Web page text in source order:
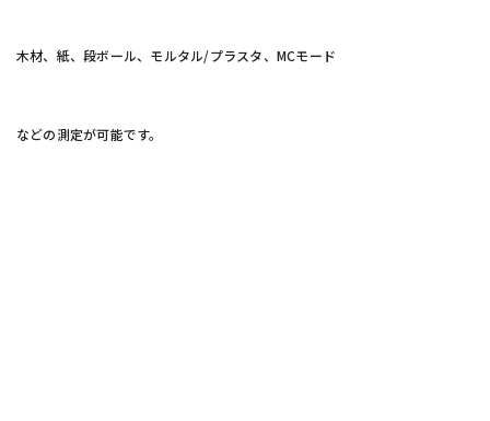
木材、紙、段ボール、モルタル/プラスタ、MCモード
などの測定が可能です。